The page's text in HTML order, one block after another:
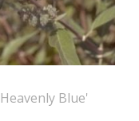
Blue'